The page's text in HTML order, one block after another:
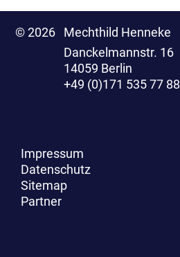
© 2026
Mechthild Henneke
Danckelmannstr. 16
14059 Berlin
+49 (0)171 535 77 88
Impressum
Datenschutz
Sitemap
Partner